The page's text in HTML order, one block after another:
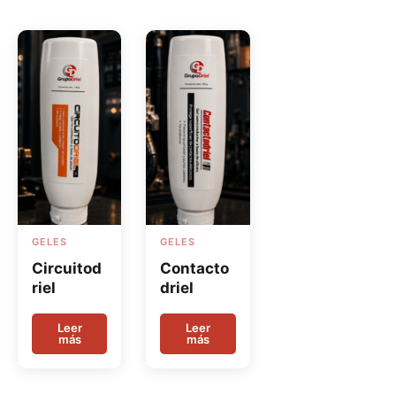
GELES
Circuitod
riel
Leer
más
GELES
Contacto
driel
Leer
más